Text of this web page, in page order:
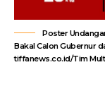
Poster
Bakal Calon Gubernur
tiffanews.co.id/Tim